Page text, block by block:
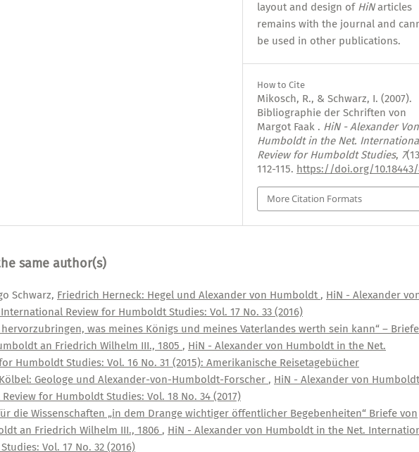
layout and design of HiNarticles
remains with the journal and
be used in other publications.
How to Cite
Mikosch, R., & Schwarz, I. (2007).
Bibliographie der Schriften von
Margot Faak . HiN - Alexander Von
Humboldt in the Net.
Review for Humboldt Studies, 7
112-115. https://doi.org/
More Citation Formats
same author(s)
Schwarz, Friedrich Herneck: Hegel und Alexander von Humboldt , HiN - Alexander
Review for Humboldt Studies: Vol. 17 No. 33 (2016)
hervorzubringen, was meines Königs und meines Vaterlandes werth sein kann“ – Briefe
an Friedrich Wilhelm III., 1805 , HiN - Alexander von Humboldt in the Net.
Humboldt Studies: Vol. 16 No. 31 (2015): Amerikanische Reisetagebücher
Geologe und Alexander-von-Humboldt-Forscher , HiN - Alexander von
for Humboldt Studies: Vol. 18 No. 34 (2017)
die Wissenschaften „in dem Drange wichtiger öffentlicher Begebenheiten“ Briefe von
an Friedrich Wilhelm III., 1806 , HiN - Alexander von Humboldt in the Net.
Vol. 17 No. 32 (2016)